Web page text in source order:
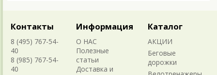
Контакты
8 (495) 767-54-
40
8 (985) 767-54-
40
Информация
О НАС
Полезные
статьи
Доставка и
Каталог
АКЦИИ
Беговые
дорожки